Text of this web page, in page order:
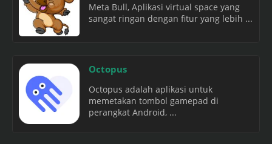
Meta Bull, Aplikasi virtual space yang
sangat ringan dengan fitur yang lebih ...
Octopus
Octopus adalah aplikasi untuk
memetakan tombol gamepad di
perangkat Android, ...